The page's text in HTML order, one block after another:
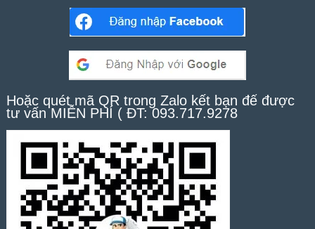
Hoặc quét mã QR trong Zalo kết bạn để được
tư vấn MIỄN PHÍ ( ĐT: 093.717.9278